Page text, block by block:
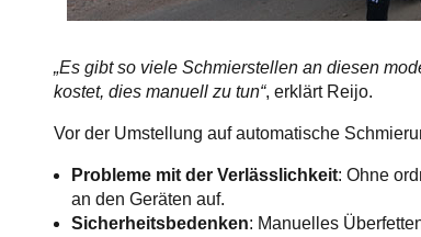
„Es gibt so viele Schmierstellen an diesen
kostet, dies manuell zu tun“, erklärt Reijo.
Vor der Umstellung auf automatische
Probleme mit der Verlässlichkeit: Ohne
an den Geräten auf.
Sicherheitsbedenken: Manuelles